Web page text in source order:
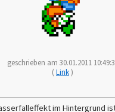
geschrieben am 30.01.2011
(Link)
im Hintergrund